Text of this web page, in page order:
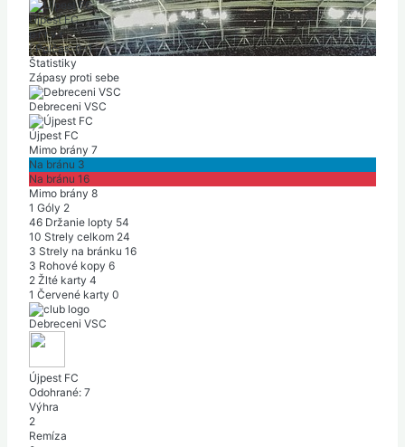
Újpest FC
prrvr
| Polčas: 0-1
Štatistiky
Zápasy proti sebe
Debreceni VSC
Újpest FC
Mimo brány 7
Na bránu 3
Na bránu 16
Mimo brány 8
1 Góly 2
46 Držanie lopty 54
10 Strely celkom 24
3 Strely na bránku 16
3 Rohové kopy 6
2 Žlté karty 4
1 Červené karty 0
Debreceni VSC
Újpest FC
Odohrané: 7
Výhra
2
Remíza